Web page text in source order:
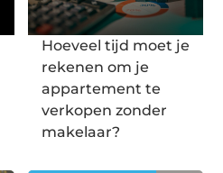
Hoeveel tijd moet je
rekenen om je
appartement te
verkopen zonder
makelaar?